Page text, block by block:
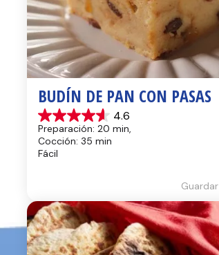
BUDÍN DE PAN CON PASAS
4.6
4.6
de
5
estrellas.
Preparación: 20 min,
Cocción: 35 min
Fácil
Guardar